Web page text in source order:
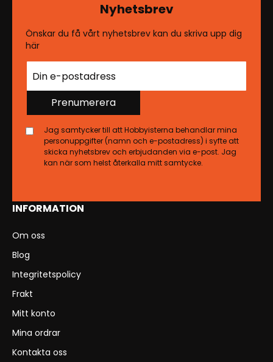
INFORMATION
Om oss
Blog
Integritetspolicy
Frakt
Mitt konto
Mina ordrar
Kontakta oss
Nyhetsbrev
Önskar du få vårt nyhetsbrev kan du skriva upp dig
här
Prenumerera
Jag samtycker till att Hobbyisterna behandlar mina
personuppgifter (namn och e-postadress) i syfte att
skicka nyhetsbrev och erbjudanden via e-post. Jag
kan när som helst återkalla mitt samtycke.